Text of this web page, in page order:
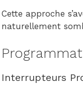
Cette approche
naturellement
Interrupteurs